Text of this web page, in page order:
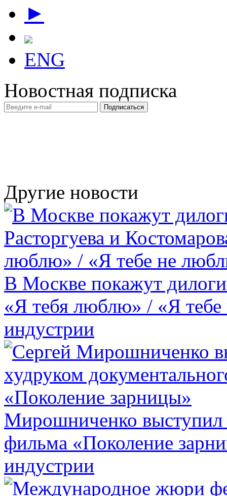
►
ENG
Новостная подписка
Другие новости
В Москве покажут
«Я тебя люблю» / «Я
индустрии
Мирошниченко выступил
фильма «Поколение
индустрии